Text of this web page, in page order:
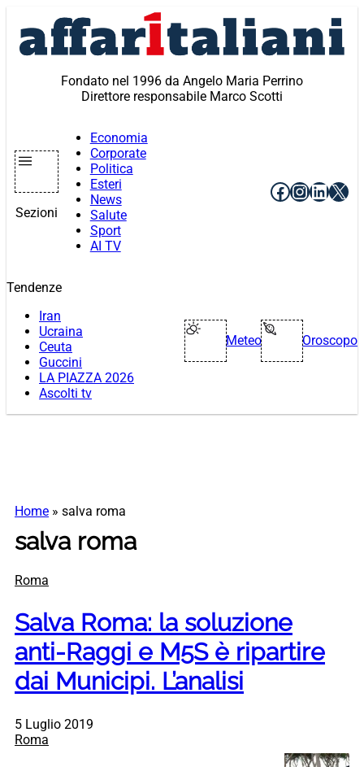
contenuto
Fondato nel 1996 da Angelo Maria Perrino
Direttore responsabile Marco Scotti
Sezioni
Economia
Corporate
Politica
Esteri
News
Salute
Sport
AI TV
Facebook
X
Tendenze
Iran
Ucraina
Ceuta
Guccini
LA PIAZZA 2026
Ascolti tv
Meteo Oroscopo
Home » salva roma
salva roma
Roma
Salva Roma: la soluzione
anti-Raggi e M5S è ripartire
dai Municipi. L’analisi
5 Luglio 2019
Roma